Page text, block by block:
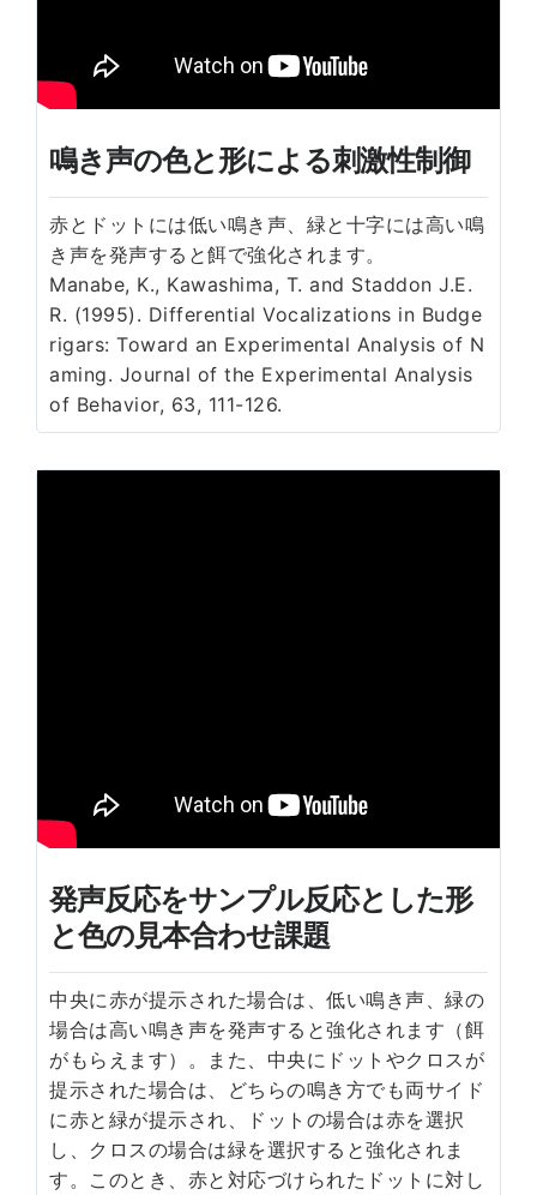
鳴き声の色と形による刺激性制御
赤とドットには低い鳴き声、緑と十字には高い鳴
き声を発声すると餌で強化されます。
Manabe, K., Kawashima, T. and Staddon J.E.
R. (1995). Differential Vocalizations in Budge
rigars: Toward an Experimental Analysis of N
aming. Journal of the Experimental Analysis
of Behavior, 63, 111-126.
発声反応をサンプル反応とした形
と色の見本合わせ課題
中央に赤が提示された場合は、低い鳴き声、緑の
場合は高い鳴き声を発声すると強化されます（餌
がもらえます）。また、中央にドットやクロスが
提示された場合は、どちらの鳴き方でも両サイド
に赤と緑が提示され、ドットの場合は赤を選択
し、クロスの場合は緑を選択すると強化されま
す。このとき、赤と対応づけられたドットに対し